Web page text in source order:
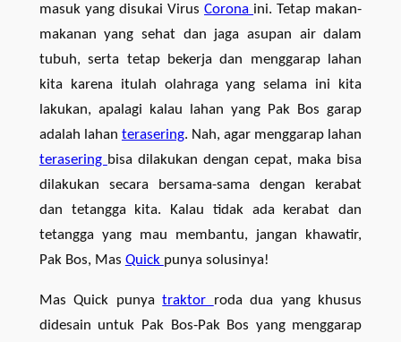
masuk yang disukai VirusCorona ini. Tetap makan-
makanan yang sehat dan jaga asupan air dalam
tubuh, serta tetap bekerja dan menggarap lahan
kita karena itulah olahraga yang selama ini kita
lakukan, apalagi kalau lahan yang Pak Bos garap
adalah lahan terasering. Nah, agar menggarap lahan
terasering bisa dilakukan dengan cepat, maka bisa
dilakukan secara bersama-sama dengan kerabat
dan tetangga kita. Kalau tidak ada kerabat dan
tetangga yang mau membantu, jangan khawatir,
Pak Bos, Mas Quick punya solusinya!
Mas Quick punyatraktor roda dua yang khusus
didesain untuk Pak Bos-Pak Bos yang menggarap